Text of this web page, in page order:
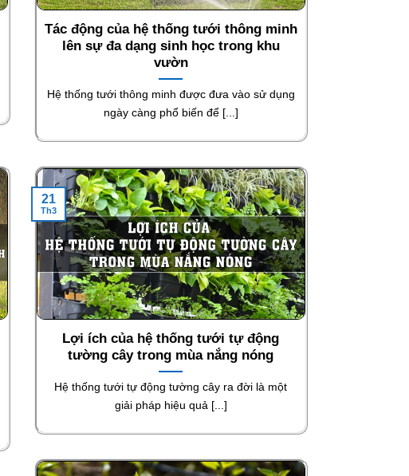
Tác động của hệ thống tưới thông minh
lên sự đa dạng sinh học trong khu
vườn
Hệ thống tưới thông minh được đưa vào sử dụng
ngày càng phổ biến để [...]
Lợi ích của hệ thống tưới tự động
tường cây trong mùa nắng nóng
Hệ thống tưới tự động tường cây ra đời là một
giải pháp hiệu quả [...]
21
Th3